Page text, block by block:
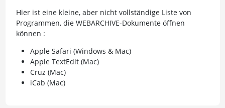
Hier ist eine kleine, aber nicht vollständige Liste von
Programmen, die WEBARCHIVE-Dokumente öffnen
können :
Apple Safari (Windows & Mac)
Apple TextEdit (Mac)
Cruz (Mac)
iCab (Mac)